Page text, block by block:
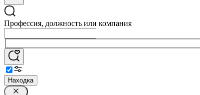
Профессия, должность или компания
Находка